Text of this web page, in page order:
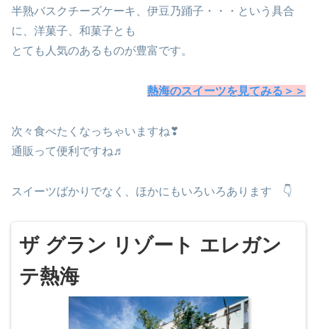
半熟バスクチーズケーキ、伊豆乃踊子・・・という具合
に、洋菓子、和菓子とも
とても人気のあるものが豊富です。
熱海のスイーツを見てみる＞＞
次々食べたくなっちゃいますね❣
通販って便利ですね♬
スイーツばかりでなく、ほかにもいろいろあります 👇
ザ グラン リゾート エレガン
テ熱海